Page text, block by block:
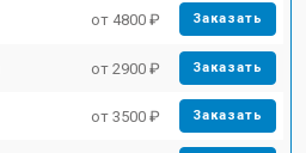
от 4800 ₽ Заказать
от 2900 ₽ Заказать
от 3500 ₽ Заказать